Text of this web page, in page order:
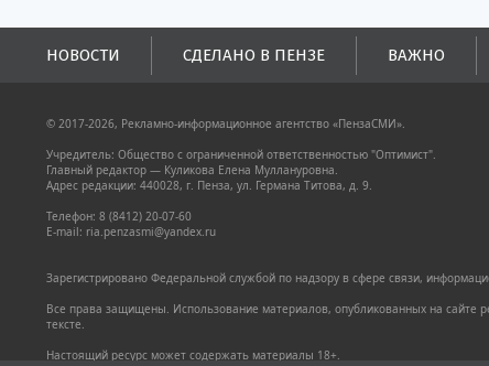
НОВОСТИ СДЕЛАНО В ПЕНЗЕ ВАЖНО
© 2017-2026, Рекламно-информационное агентство «ПензаСМИ».
Учредитель: Общество с ограниченной ответственностью "Оптимист".
Главный редактор — Куликова Елена Муллануровна.
Адрес редакции: 440028, г. Пенза, ул. Германа Титова, д. 9.
Телефон: 8 (8412) 20-07-60
E-mail: ria.penzasmi@yandex.ru
Зарегистрировано Федеральной службой по надзору в сфере связи,
Все права защищены. Использование материалов, опубликованных на сайте
тексте.
Настоящий ресурс может содержать материалы 18+.